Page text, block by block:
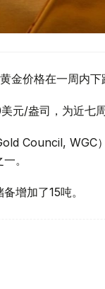
金价格在一周内下
元/盎司，为近七周
Council, WGC
。
增加了15吨。